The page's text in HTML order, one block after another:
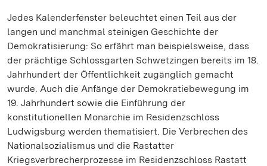
Jedes Kalenderfenster beleuchtet einen Teil aus der
langen und manchmal steinigen Geschichte der
Demokratisierung: So erfährt man beispielsweise, dass
der prächtige Schlossgarten Schwetzingen bereits im 18.
Jahrhundert der Öffentlichkeit zugänglich gemacht
wurde. Auch die Anfänge der Demokratiebewegung im
19. Jahrhundert sowie die Einführung der
konstitutionellen Monarchie im Residenzschloss
Ludwigsburg werden thematisiert. Die Verbrechen des
Nationalsozialismus und die Rastatter
Kriegsverbrecherprozesse im Residenzschloss Rastatt